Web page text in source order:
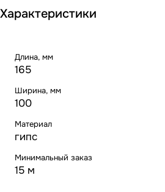
Характеристики
Длина, мм
165
Ширина, мм
100
Материал
гипс
Минимальный заказ
15 м